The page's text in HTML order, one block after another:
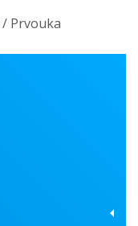
/ Prvouka